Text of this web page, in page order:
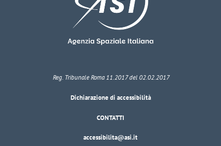
Reg. Tribunale Roma 11.2017 del 02.02.2017
Dichiarazione di accessibilità
CONTATTI
accessibilita@asi.it